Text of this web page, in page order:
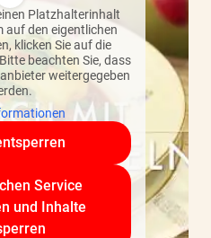
Platzhalterinhalt
auf den eigentlichen
klicken Sie auf die
beachten Sie, dass
weitergegeben
Service
und Inhalte